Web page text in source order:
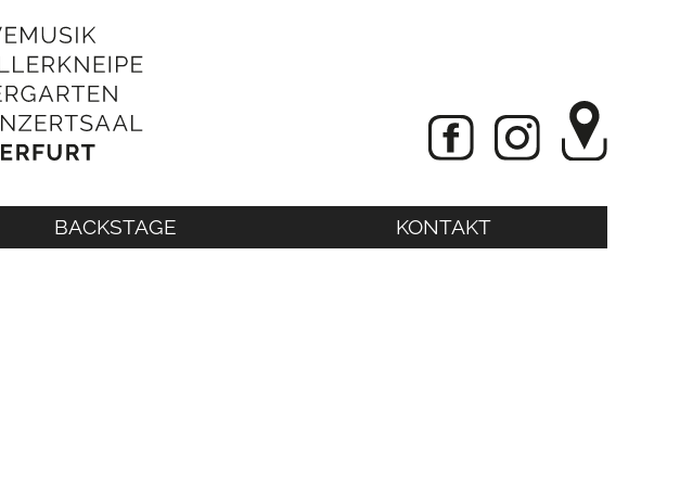
BACKSTAGE KONTAKT